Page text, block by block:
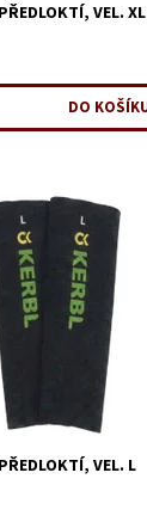
VEL. XL
VEL. L